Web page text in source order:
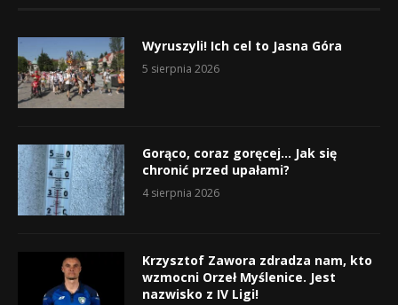
Wyruszyli! Ich cel to Jasna Góra
5 sierpnia 2026
Gorąco, coraz goręcej… Jak się
chronić przed upałami?
4 sierpnia 2026
Krzysztof Zawora zdradza nam, kto
wzmocni Orzeł Myślenice. Jest
nazwisko z IV Ligi!